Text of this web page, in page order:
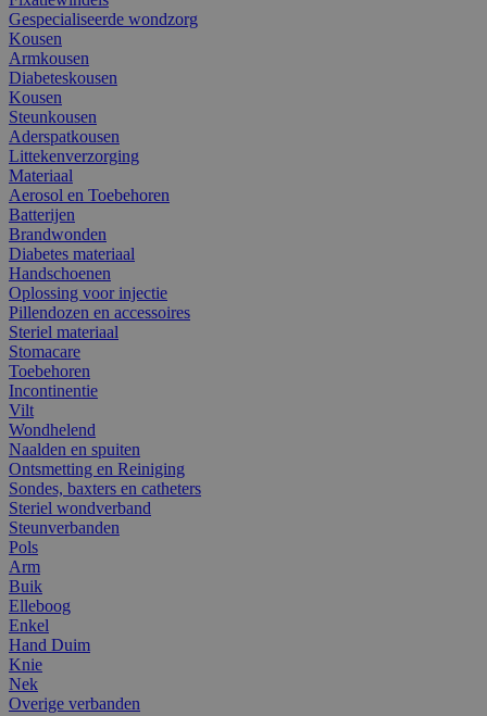
Gespecialiseerde wondzorg
Kousen
Armkousen
Diabeteskousen
Kousen
Steunkousen
Aderspatkousen
Littekenverzorging
Materiaal
Aerosol en Toebehoren
Batterijen
Brandwonden
Diabetes materiaal
Handschoenen
Oplossing voor injectie
Pillendozen en accessoires
Steriel materiaal
Stomacare
Toebehoren
Incontinentie
Vilt
Wondhelend
Naalden en spuiten
Ontsmetting en Reiniging
Sondes, baxters en catheters
Steriel wondverband
Steunverbanden
Pols
Arm
Buik
Elleboog
Enkel
Hand Duim
Knie
Nek
Overige verbanden